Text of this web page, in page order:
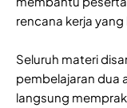
rencana kerja
Seluruh materi
pembelajaran dua
langsung